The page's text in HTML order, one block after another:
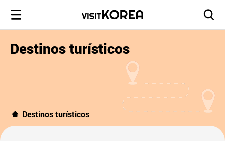
Destinos turísticos
Destinos turísticos